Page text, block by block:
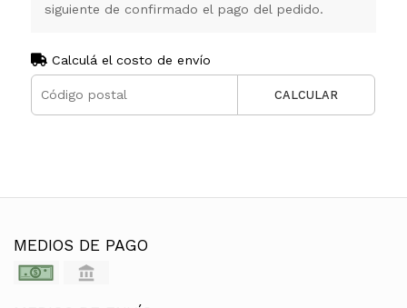
siguiente de confirmado el pago del pedido.
Calculá el costo de envío
CALCULAR
MEDIOS DE PAGO